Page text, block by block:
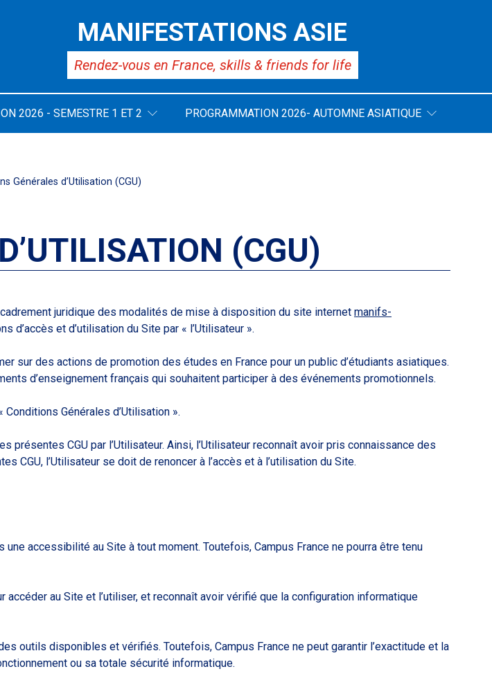
MANIFESTATIONS ASIE
Rendez-vous en France, skills & friends for life
2026 - SEMESTRE 1 ET 2 PROGRAMMATION 2026- AUTOMNE ASIATIQUE
Générales d’Utilisation (CGU)
(CGU)
juridique des modalités de mise à disposition du site internet manifs-
d’accès et d’utilisation du Site par « l’Utilisateur ».
sur des actions de promotion des études en France pour un public d’étudiants asiatiques.
d’enseignement français qui souhaitent participer à des événements promotionnels.
Générales d’Utilisation ».
CGU par l’Utilisateur. Ainsi, l’Utilisateur reconnaît avoir pris connaissance des
CGU, l’Utilisateur se doit de renoncer à l’accès et à l’utilisation du Site.
accessibilité au Site à tout moment. Toutefois, Campus France ne pourra être tenu
au Site et l’utiliser, et reconnaît avoir vérifié que la configuration informatique
outils disponibles et vérifiés. Toutefois, Campus France ne peut garantir l’exactitude et la
ou sa totale sécurité informatique.